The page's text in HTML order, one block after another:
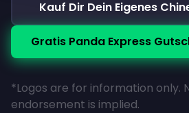
Kauf Dir Dein Eigenes
Gratis Panda Express
*Logos are for information only.
endorsement is implied.